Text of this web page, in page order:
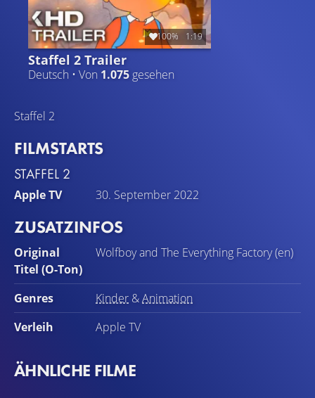
100% 1:19
Staffel 2 Trailer
Deutsch • Von 1.075 gesehen
Staffel 2
FILMSTARTS
STAFFEL 2
Apple TV 30. September 2022
ZUSATZINFOS
Original
Titel (O-Ton)
Wolfboy and The Everything Factory (en)
Genres Kinder &Animation
Verleih
Apple TV
ÄHNLICHE FILME